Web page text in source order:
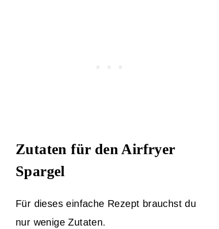
Zutaten für den Airfryer
Spargel
Für dieses einfache Rezept brauchst du
nur wenige Zutaten.